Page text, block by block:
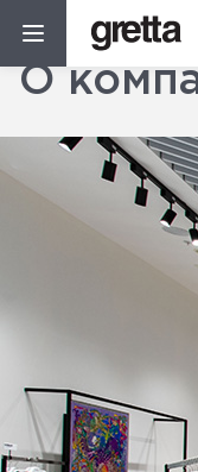
Компания
О